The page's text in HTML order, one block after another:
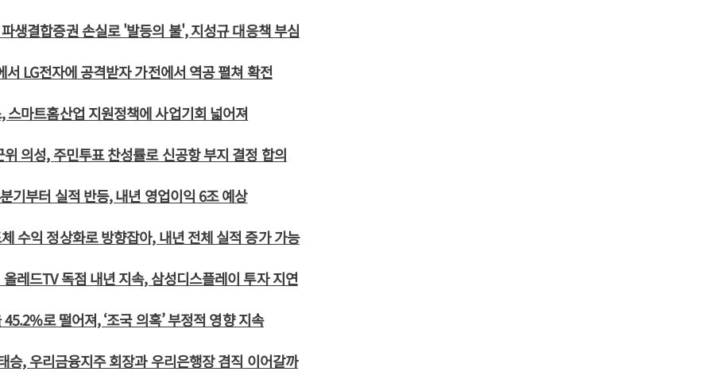
생결합증권 손실로 '발등의 불', 지성규 대응책 부심
LG전자에 공격받자 가전에서 역공 펼쳐 확전
마트홈산업 지원정책에 사업기회 넓어져
의성, 주민투표 찬성률로 신공항 부지 결정 합의
기부터 실적 반등, 내년 영업이익 6조 예상
수익 정상화로 방향잡아, 내년 전체 실적 증가 가능
레드TV 독점 내년 지속, 삼성디스플레이 투자 지연
로 떨어져, ‘조국 의혹’ 부정적 영향 지속
, 우리금융지주 회장과 우리은행장 겸직 이어갈까